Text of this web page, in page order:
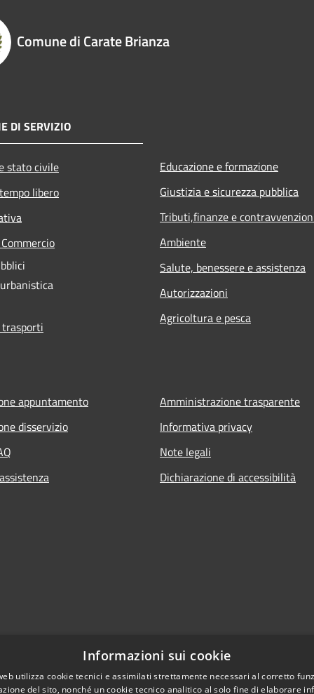
Comune di Carate Brianza
DI SERVIZIO
stato civile
libero
Educazione e formazione
Giustizia e sicurezza pubblica
Tributi,finanze e
Ambiente
Salute, benessere e assistenza
Autorizzazioni
Agricoltura e pesca
appuntamento
disservizio
Amministrazione trasparente
Informativa privacy
Note legali
Dichiarazione di accessibilità
Informazioni sui cookie
utilizza cookie tecnici e assimilati strettamente necessari al corretto
del sito, nonché un cookie tecnico analitico al solo fine di elaborare